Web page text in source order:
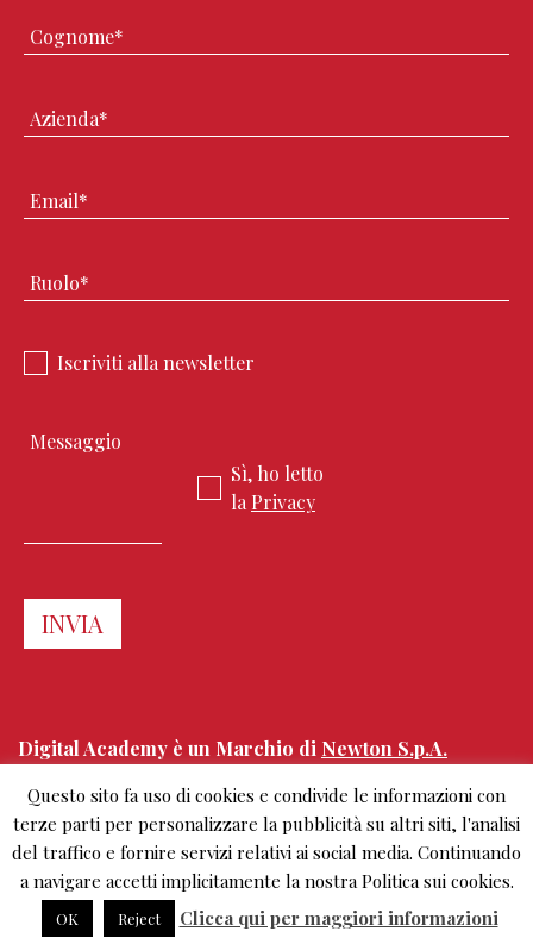
Iscriviti alla newsletter
Sì, ho letto
la Privacy
Digital Academy è un Marchio di Newton S.p.A.
Corso Sempione 68
20154 Milano, Italy
+39.02.303 0461
info@digitalacademy.it
Questo sito fa uso di cookies e condivide le informazioni con
terze parti per personalizzare la pubblicità su altri siti, l'analisi
del traffico e fornire servizi relativi ai social media. Continuando
a navigare accetti implicitamente la nostra Politica sui cookies.
OK Reject Clicca qui per maggiori informazioni